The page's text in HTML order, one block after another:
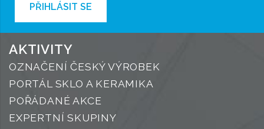
PŘIHLÁSIT SE
AKTIVITY
OZNAČENÍ ČESKÝ VÝROBEK
PORTÁL SKLO A KERAMIKA
POŘÁDANÉ AKCE
EXPERTNÍ SKUPINY